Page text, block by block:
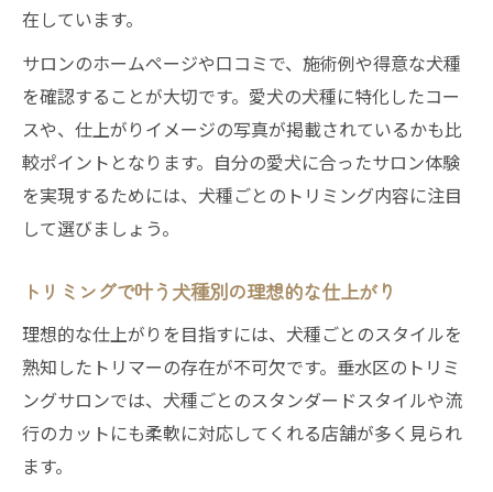
在しています。
サロンのホームページや口コミで、施術例や得意な犬種
を確認することが大切です。愛犬の犬種に特化したコー
スや、仕上がりイメージの写真が掲載されているかも比
較ポイントとなります。自分の愛犬に合ったサロン体験
を実現するためには、犬種ごとのトリミング内容に注目
して選びましょう。
トリミングで叶う犬種別の理想的な仕上がり
理想的な仕上がりを目指すには、犬種ごとのスタイルを
熟知したトリマーの存在が不可欠です。垂水区のトリミ
ングサロンでは、犬種ごとのスタンダードスタイルや流
行のカットにも柔軟に対応してくれる店舗が多く見られ
ます。